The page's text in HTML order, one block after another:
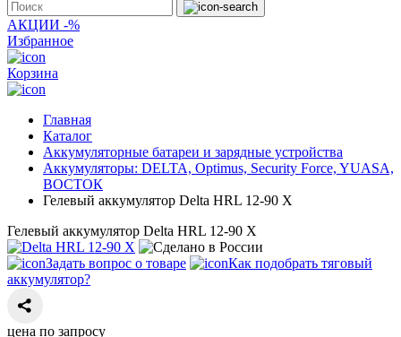
АКЦИИ -%
Избранное
Корзина
Главная
Каталог
Аккумуляторные батареи и зарядные устройства
Аккумуляторы: DELTA, Optimus, Security Force, YUASA,
ВОСТОК
Гелевый аккумулятор Delta HRL 12-90 X
Гелевый аккумулятор Delta HRL 12-90 X
Задать вопрос о товаре
Как подобрать тяговый
аккумулятор?
цена по запросу